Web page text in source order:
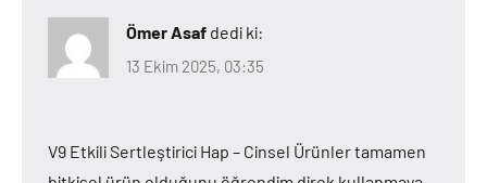
Ömer Asaf dedi ki:
13 Ekim 2025, 03:35
V9 Etkili Sertleştirici Hap – Cinsel Ürünler tamamen